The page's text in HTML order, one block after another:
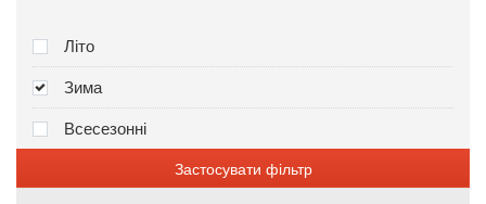
Літо
Зима
Всесезонні
Застосувати фільтр